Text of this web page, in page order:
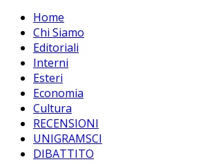
Home
Chi Siamo
Editoriali
Interni
Esteri
Economia
Cultura
RECENSIONI
UNIGRAMSCI
DIBATTITO